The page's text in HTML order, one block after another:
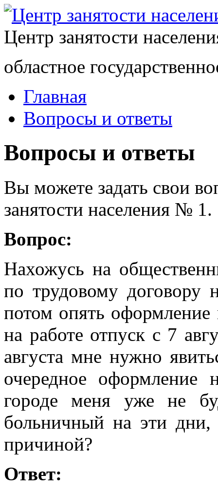
Центр занятости
областное
Главная
Вопросы и ответы
Вопросы и ответы
Вы можете задать свои
занятости населения № 1.
Вопрос:
Нахожусь на
по трудовому договору
потом опять оформление
на работе отпуск с 7
августа мне нужно
очередное
городе меня уже не
больничный на эти дни,
причиной?
Ответ: